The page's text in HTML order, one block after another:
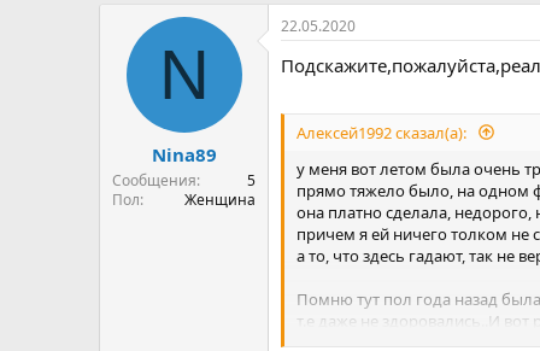
N
Nina89
Сообщения
5
Пол
Женщина
22.05.2020
Алексей1992 сказал(а):
у меня вот летом была очень
прямо тяжело было, на одном
она платно сделала, недорого,
причем я ей ничего толком не
а то, что здесь гадают, так не
Помню тут пол года назад
т.е даже не здоровались..И